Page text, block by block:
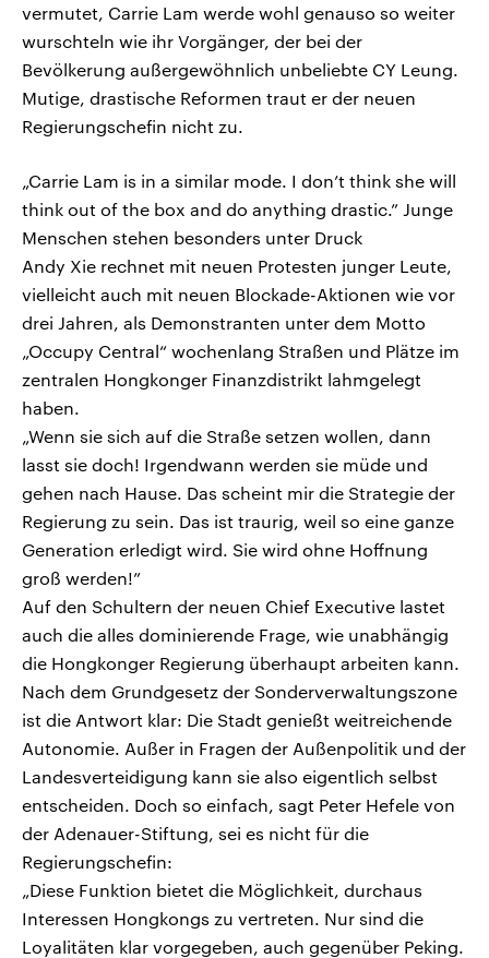
vermutet, Carrie Lam werde wohl genauso so weiter
wurschteln wie ihr Vorgänger, der bei der
Bevölkerung außergewöhnlich unbeliebte CY Leung.
Mutige, drastische Reformen traut er der neuen
Regierungschefin nicht zu.
„Carrie Lam is in a similar mode. I don’t think she will
think out of the box and do anything drastic.” Junge
Menschen stehen besonders unter Druck
Andy Xie rechnet mit neuen Protesten junger Leute,
vielleicht auch mit neuen Blockade-Aktionen wie vor
drei Jahren, als Demonstranten unter dem Motto
„Occupy Central“ wochenlang Straßen und Plätze im
zentralen Hongkonger Finanzdistrikt lahmgelegt
haben.
„Wenn sie sich auf die Straße setzen wollen, dann
lasst sie doch! Irgendwann werden sie müde und
gehen nach Hause. Das scheint mir die Strategie der
Regierung zu sein. Das ist traurig, weil so eine ganze
Generation erledigt wird. Sie wird ohne Hoffnung
groß werden!”
Auf den Schultern der neuen Chief Executive lastet
auch die alles dominierende Frage, wie unabhängig
die Hongkonger Regierung überhaupt arbeiten kann.
Nach dem Grundgesetz der Sonderverwaltungszone
ist die Antwort klar: Die Stadt genießt weitreichende
Autonomie. Außer in Fragen der Außenpolitik und der
Landesverteidigung kann sie also eigentlich selbst
entscheiden. Doch so einfach, sagt Peter Hefele von
der Adenauer-Stiftung, sei es nicht für die
Regierungschefin:
„Diese Funktion bietet die Möglichkeit, durchaus
Interessen Hongkongs zu vertreten. Nur sind die
Loyalitäten klar vorgegeben, auch gegenüber Peking.